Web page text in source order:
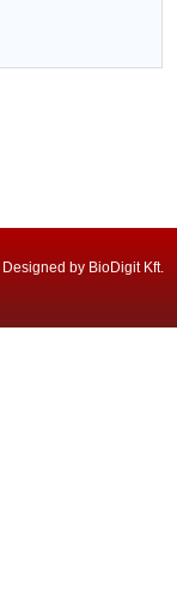
by BioDigit Kft.